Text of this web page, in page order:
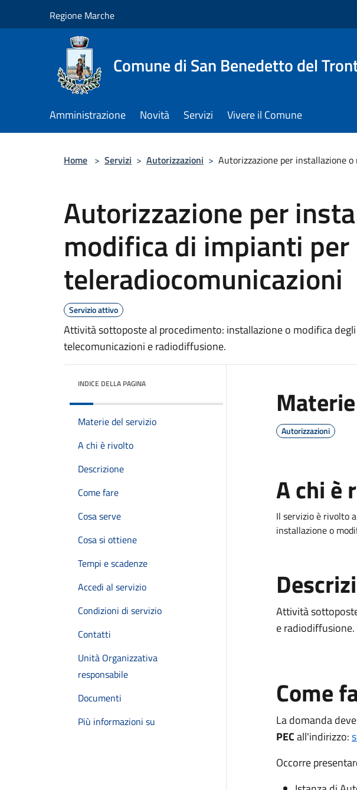
Regione Marche
Comune di San Benedetto del
Amministrazione Novità Servizi Vivere il Comune
Home > Servizi > Autorizzazioni > Autorizzazione per installazione
Autorizzazione per
modifica di impianti per
teleradiocomunicazioni
Servizio attivo
Attività sottoposte al procedimento: installazione o modifica
telecomunicazioni e radiodiffusione.
INDICE DELLA PAGINA
Materie del servizio
A chi è rivolto
Descrizione
Come fare
Cosa serve
Cosa si ottiene
Tempi e scadenze
Accedi al servizio
Condizioni di servizio
Contatti
Unità Organizzativa
responsabile
Documenti
Più informazioni su
Autorizzazioni
A chi è
Il servizio è rivolto
installazione o
Attività
e radiodiffusione.
Come
La domanda deve
PECall'indirizzo:
Occorre